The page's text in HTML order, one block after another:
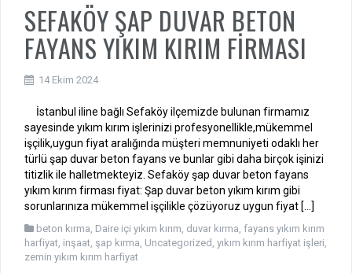
SEFAKÖY ŞAP DUVAR BETON
FAYANS YIKIM KIRIM FİRMASI
14 Ekim 2024
İstanbul iline bağlı Sefaköy ilçemizde bulunan firmamız
sayesinde yıkım kırım işlerinizi profesyonellikle,mükemmel
işçilik,uygun fiyat aralığında müşteri memnuniyeti odaklı her
türlü şap duvar beton fayans ve bunlar gibi daha birçok işinizi
titizlik ile halletmekteyiz. Sefaköy şap duvar beton fayans
yıkım kırım firması fiyat: Şap duvar beton yıkım kırım gibi
sorunlarınıza mükemmel işçilikle çözüyoruz uygun fiyat […]
beton kırma Daire içi yıkım kırım duvar kırma fayans yıkım kırım
harfiyat inşaat şap kırma Uncategorized yıkım kırım harfiyat işleri
zemin yıkım kırım harfiyat